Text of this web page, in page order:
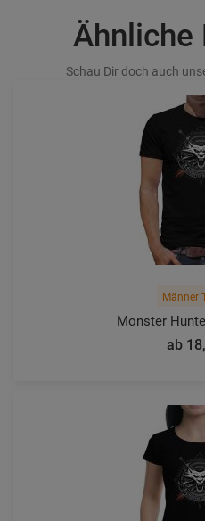
Ähnliche
Schau Dir doch auch
Männer
Monster
ab